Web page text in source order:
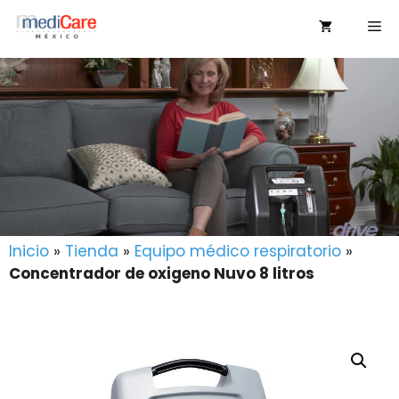
Saltar
contenido
Inicio » Tienda » Equipo médico respiratorio »
Concentrador de oxigeno Nuvo 8 litros